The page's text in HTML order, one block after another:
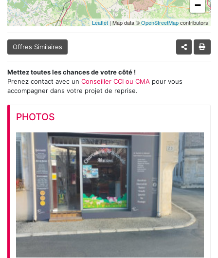
−
Leaflet | Map data ©OpenStreetMapcontributors
Offres Similaires
Mettez toutes les chances de votre côté !
Prenez contact avec un Conseiller CCI ou CMA pour vous
accompagner dans votre projet de reprise.
PHOTOS